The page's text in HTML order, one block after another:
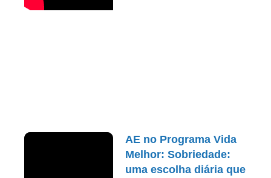
AE no Programa Vida
Melhor: Sobriedade:
uma escolha diária que